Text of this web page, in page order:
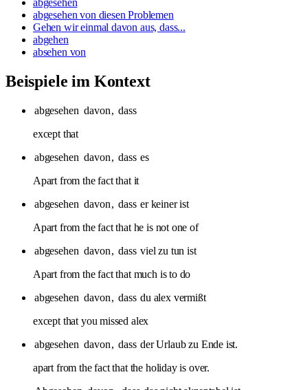
abgesehen von diesen Problemen
Gehen wir einmal davon aus, dass...
abgehen
absehen von
Beispiele im Kontext
abgesehen davon, dass
except that
abgesehen davon, dass es
Apart from the fact that it
abgesehen davon, dass er keiner ist
Apart from the fact that he is not one of
abgesehen davon, dass viel zu tun ist
Apart from the fact that much is to do
abgesehen davon, dass du alex vermißt
except that you missed alex
abgesehen davon, dass der Urlaub zu Ende ist.
apart from the fact that the holiday is over.